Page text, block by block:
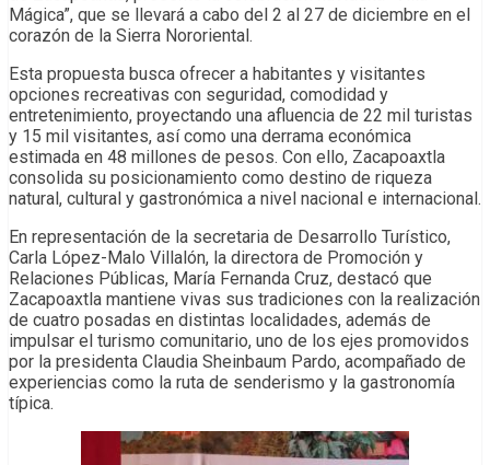
Mágica”, que se llevará a cabo del 2 al 27 de diciembre en el
corazón de la Sierra Nororiental.
Esta propuesta busca ofrecer a habitantes y visitantes
opciones recreativas con seguridad, comodidad y
entretenimiento, proyectando una afluencia de 22 mil turistas
y 15 mil visitantes, así como una derrama económica
estimada en 48 millones de pesos. Con ello, Zacapoaxtla
consolida su posicionamiento como destino de riqueza
natural, cultural y gastronómica a nivel nacional e internacional.
En representación de la secretaria de Desarrollo Turístico,
Carla López-Malo Villalón, la directora de Promoción y
Relaciones Públicas, María Fernanda Cruz, destacó que
Zacapoaxtla mantiene vivas sus tradiciones con la realización
de cuatro posadas en distintas localidades, además de
impulsar el turismo comunitario, uno de los ejes promovidos
por la presidenta Claudia Sheinbaum Pardo, acompañado de
experiencias como la ruta de senderismo y la gastronomía
típica.